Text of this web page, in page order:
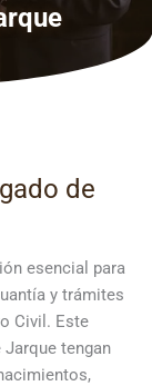
de
esencial para
y trámites
Civil. Este
tengan